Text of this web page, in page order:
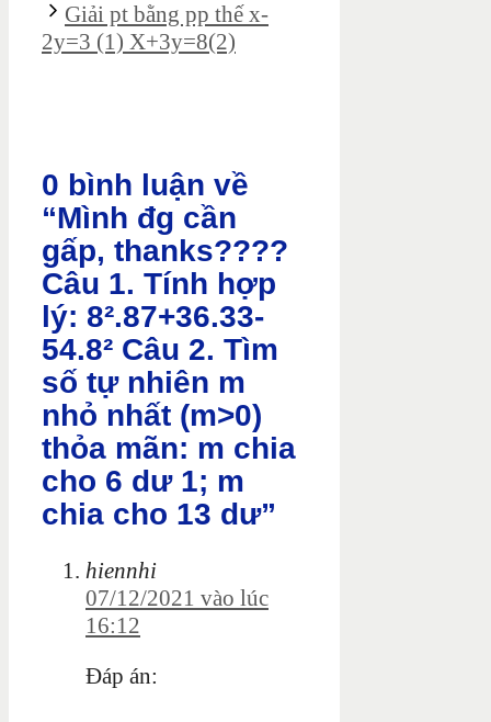
Giải pt bằng pp thế x-
2y=3 (1) X+3y=8(2)
0 bình luận về
“Mình đg cần
gấp, thanks????
Câu 1. Tính hợp
lý: 8².87+36.33-
54.8² Câu 2. Tìm
số tự nhiên m
nhỏ nhất (m>0)
thỏa mãn: m chia
cho 6 dư 1; m
chia cho 13 dư”
hiennhi
07/12/2021 vào lúc
16:12
Đáp án: